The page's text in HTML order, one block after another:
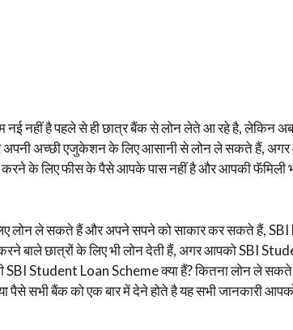
नई नहीं है पहले से ही छात्र बैंक से लोन लेते आ रहे है, लेकिन
अपनी अच्छी एजुकेशन के लिए आसानी से लोन ले सकते हैं,
के लिए फीस के पैसे आपके पास नहीं है और आपकी फॅमिली
लोन ले सकते हैं और अपने सपने को साकार कर सकते हैं, SBI
बाले छात्रों के लिए भी लोन देती हैं, अगर आपको SBI
SBI Student Loan Scheme क्या हैं? कितना लोन ले
पैसे सभी बैंक को एक बार में देने होते है यह सभी जानकारी